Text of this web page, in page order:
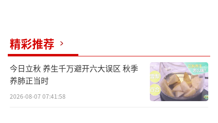
精彩推荐
今日立秋 养生千万避开六大误区 秋季
养肺正当时
2026-08-07 07:41:58